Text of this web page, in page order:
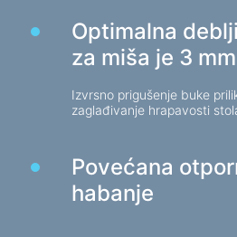
Punjači za auto
Punjači mrežni
Kablovi i adapteri
Mrežni kabeli
Čitači kartica i USB čvorišta
Kablovi audio/video
Optimalna
za miša je 3 mm
Izvrsno prigušenje buke
zaglađivanje hrapavosti
Povećana
habanje